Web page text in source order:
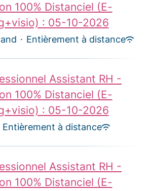
100% Distanciel (E-
: 05-10-2026
· Entièrement à distance
Assistant RH -
100% Distanciel (E-
: 05-10-2026
Entièrement à distance
Assistant RH -
100% Distanciel (E-